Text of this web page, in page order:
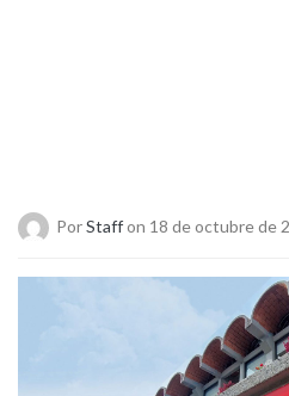
PorStaffon 18 de octubre de